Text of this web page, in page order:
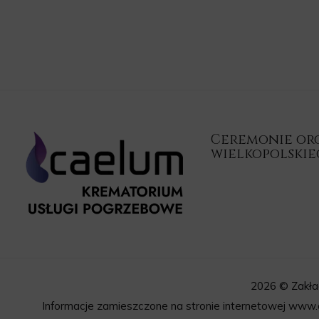
Ceremonie
2026 ©
Informacje zamieszczone na stronie internetowej